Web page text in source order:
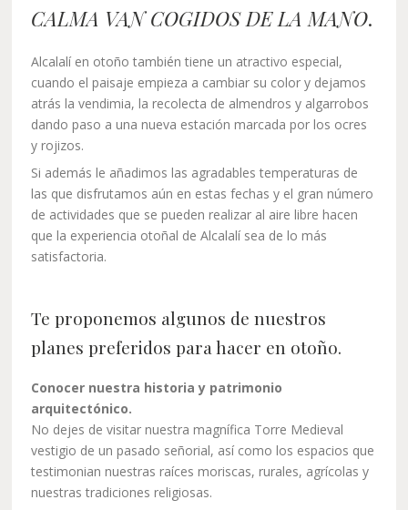
CALMA VAN COGIDOS DE LA MANO.
Alcalalí en otoño también tiene un atractivo especial,
cuando el paisaje empieza a cambiar su color y dejamos
atrás la vendimia, la recolecta de almendros y algarrobos
dando paso a una nueva estación marcada por los ocres
y rojizos.
Si además le añadimos las agradables temperaturas de
las que disfrutamos aún en estas fechas y el gran número
de actividades que se pueden realizar al aire libre hacen
que la experiencia otoñal de Alcalalí sea de lo más
satisfactoria.
Te proponemos algunos de nuestros
planes preferidos para hacer en otoño.
Conocer nuestra historia y patrimonio
arquitectónico.
No dejes de visitar nuestra magnífica Torre Medieval
vestigio de un pasado señorial, así como los espacios que
testimonian nuestras raíces moriscas, rurales, agrícolas y
nuestras tradiciones religiosas.